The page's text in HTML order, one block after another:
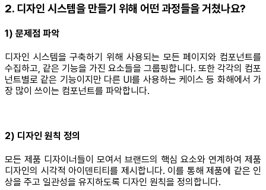
2. 디자인 시스템을 만들기 위해 어떤 과정들을 거쳤나요?
1) 문제점 파악
디자인 시스템을 구축하기 위해 사용되는 모든 페이지와 컴포넌트를
수집하고, 같은 기능을 가진 요소들을 그룹핑합니다. 또한 각각의 컴포
넌트별로 같은 기능이지만 다른 UI를 사용하는 케이스 등 화해에서 가
장 많이 쓰이는 컴포넌트를 파악합니다.
2) 디자인 원칙 정의
모든 제품 디자이너들이 모여서 브랜드의 핵심 요소와 연계하여 제품
디자인의 시각적 아이덴티티를 제시합니다. 이를 통해 제품에 같은 인
상을 주고 일관성을 유지하도록 디자인 원칙을 정의합니다.